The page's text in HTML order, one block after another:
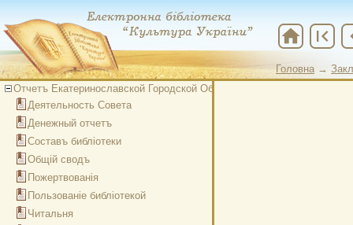
Головна →
home first_page
Отчетъ Екатеринославской Городской Общественной Библиотеки за
Деятельность Совета
Денежный отчетъ
Составъ библіотеки
Общій сводъ
Пожертвованія
Пользованіе библіотекой
Читальня